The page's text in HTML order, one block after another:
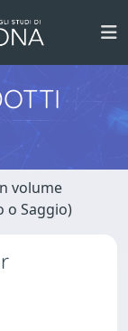
volume
o Saggio)